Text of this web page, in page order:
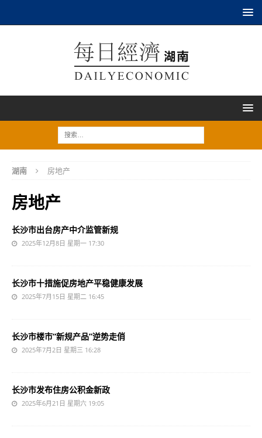
湖南 房地产
房地产
长沙市出台房产中介监管新规
2025年12月8日 星期一 17:30
长沙市十措施促房地产平稳健康发展
2025年7月15日 星期二 16:45
长沙市楼市“新规产品”逆势走俏
2025年7月2日 星期三 16:28
长沙市发布住房公积金新政
2025年6月21日 星期六 19:05